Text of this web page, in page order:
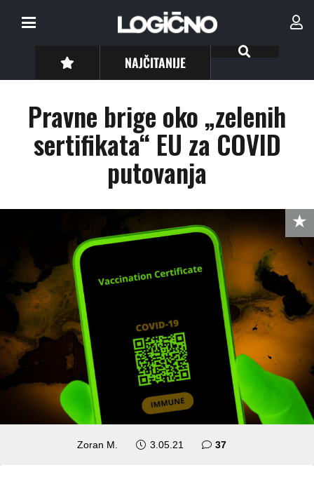
NAJČITANIJE
Pravne brige oko „zelenih
sertifikata“ EU za COVID
putovanja
Zoran M. 3.05.21 37komentara